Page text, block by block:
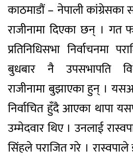
काठमाडौं – नेपाली कांग्रेसका
राजीनामा दिएका छन् ।
प्रतिनिधिसभा निर्वाचनमा
बुधबार नै उपसभापति
राजीनामा बुझाएका हुन् ।
निर्वाचित हुँदै आएका थापा
उम्मेदवार थिए । उनलाई
सिंहले पराजित गरे ।